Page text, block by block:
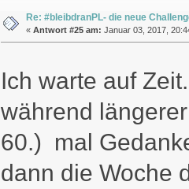
Re: #bleibdranPL- die neue
« Antwort #25 am: Januar 03, 2017,
Ich warte auf
während
60.) mal
dann die Woche